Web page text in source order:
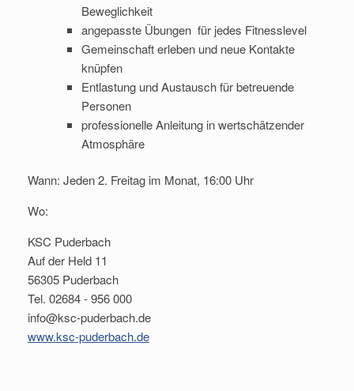
Beweglichkeit
angepasste Übungen für jedes Fitnesslevel
Gemeinschaft erleben und neue Kontakte
knüpfen
Entlastung und Austausch für betreuende
Personen
professionelle Anleitung in wertschätzender
Atmosphäre
Wann: Jeden 2. Freitag im Monat, 16:00 Uhr
Wo:
KSC Puderbach
Auf der Held 11
56305 Puderbach
Tel. 02684 - 956 000
info@ksc-puderbach.de
www.ksc-puderbach.de